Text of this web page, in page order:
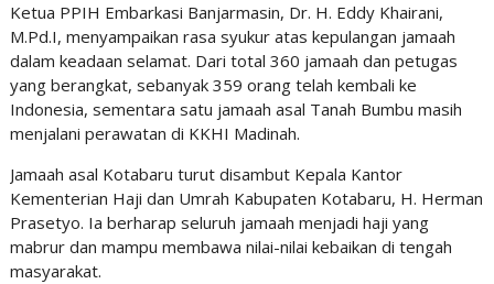
Ketua PPIH Embarkasi Banjarmasin, Dr. H. Eddy Khairani,
M.Pd.I, menyampaikan rasa syukur atas kepulangan jamaah
dalam keadaan selamat. Dari total 360 jamaah dan petugas
yang berangkat, sebanyak 359 orang telah kembali ke
Indonesia, sementara satu jamaah asal Tanah Bumbu masih
menjalani perawatan di KKHI Madinah.
Jamaah asal Kotabaru turut disambut Kepala Kantor
Kementerian Haji dan Umrah Kabupaten Kotabaru, H. Herman
Prasetyo. Ia berharap seluruh jamaah menjadi haji yang
mabrur dan mampu membawa nilai-nilai kebaikan di tengah
masyarakat.